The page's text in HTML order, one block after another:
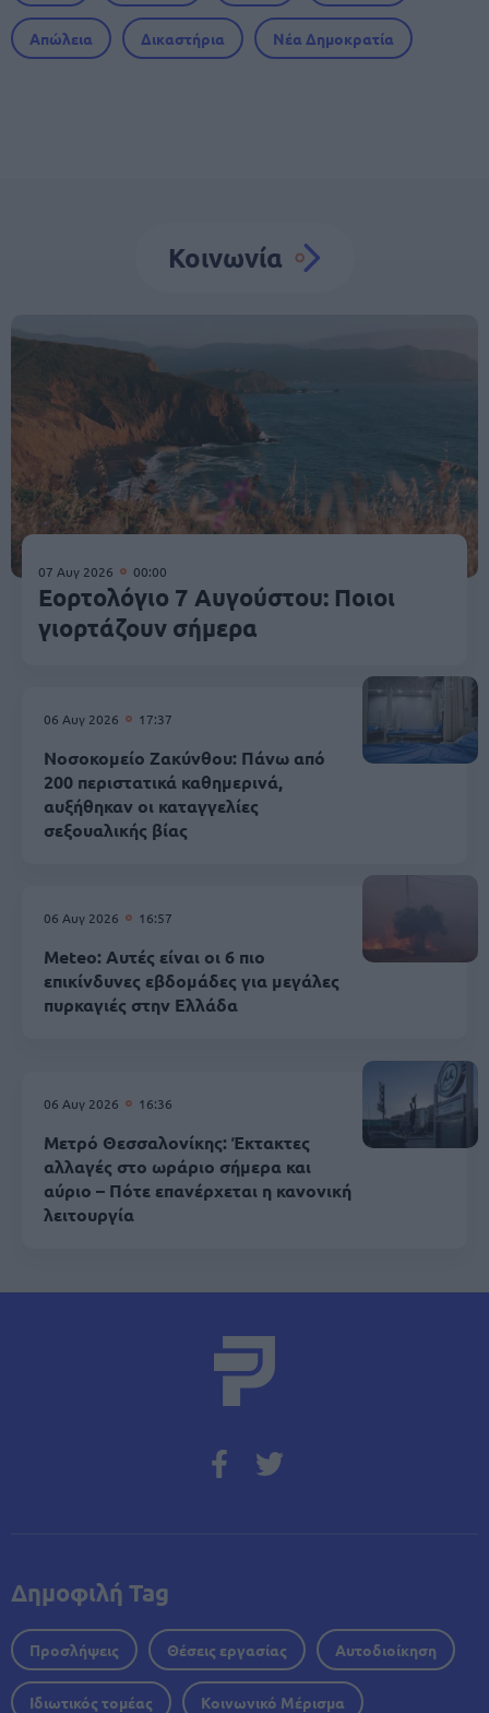
Απώλεια Δικαστήρια Νέα Δημοκρατία
Κοινωνία
07 Αυγ 2026 00:00
Εορτολόγιο 7 Αυγούστου: Ποιοι
γιορτάζουν σήμερα
06 Αυγ 2026 17:37
Νοσοκομείο Ζακύνθου: Πάνω από
200 περιστατικά καθημερινά,
αυξήθηκαν οι καταγγελίες
σεξουαλικής βίας
06 Αυγ 2026 16:57
Meteo: Αυτές είναι οι 6 πιο
επικίνδυνες εβδομάδες για μεγάλες
πυρκαγιές στην Ελλάδα
06 Αυγ 2026 16:36
Μετρό Θεσσαλονίκης: Έκτακτες
αλλαγές στο ωράριο σήμερα και
αύριο – Πότε επανέρχεται η κανονική
λειτουργία
Δημοφιλή Tag
Προσλήψεις Θέσεις εργασίας Αυτοδιοίκηση
Ιδιωτικός τομέας Κοινωνικό Μέρισμα